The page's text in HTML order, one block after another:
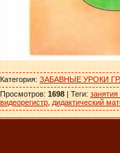
Категория: ЗАБАВНЫЕ УРОКИ
Просмотров: 1698 | Теги:
видеорегистр дидактический